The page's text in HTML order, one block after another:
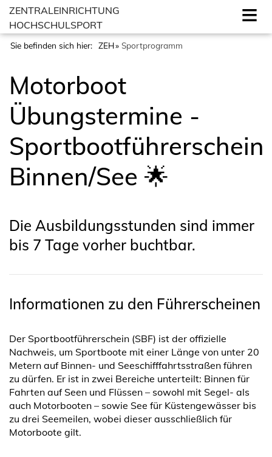
ZENTRALEINRICHTUNG
HOCHSCHULSPORT
Sie befinden sich hier: ZEH Sportprogramm
Motorboot
Übungstermine -
Sportbootführerschein
Binnen/See 🌟
Die Ausbildungsstunden sind immer
bis 7 Tage vorher buchtbar.
Informationen zu den Führerscheinen
Der Sportbootführerschein (SBF) ist der offizielle
Nachweis, um Sportboote mit einer Länge von unter 20
Metern auf Binnen- und Seeschifffahrtsstraßen führen
zu dürfen. Er ist in zwei Bereiche unterteilt: Binnen für
Fahrten auf Seen und Flüssen – sowohl mit Segel- als
auch Motorbooten – sowie See für Küstengewässer bis
zu drei Seemeilen, wobei dieser ausschließlich für
Motorboote gilt.